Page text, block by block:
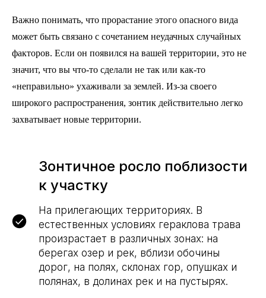
Важно понимать, что прорастание этого опасного вида
может быть связано с сочетанием неудачных случайных
факторов. Если он появился на вашей территории, это не
значит, что вы что-то сделали не так или как-то
«неправильно» ухаживали за землей. Из-за своего
широкого распространения, зонтик действительно легко
захватывает новые территории.
Зонтичное росло поблизости
к участку
На прилегающих территориях. В
естественных условиях гераклова трава
произрастает в различных зонах: на
берегах озер и рек, вблизи обочины
дорог, на полях, склонах гор, опушках и
полянах, в долинах рек и на пустырях.